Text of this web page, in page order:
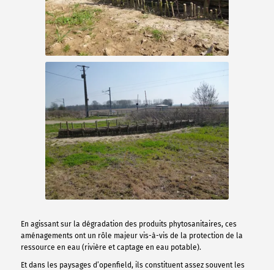
En agissant sur la dégradation des produits phytosanitaires, ces
aménagements ont un rôle majeur vis-à-vis de la protection de la
ressource en eau (rivière et captage en eau potable).
Et dans les paysages d’openfield, ils constituent assez souvent les